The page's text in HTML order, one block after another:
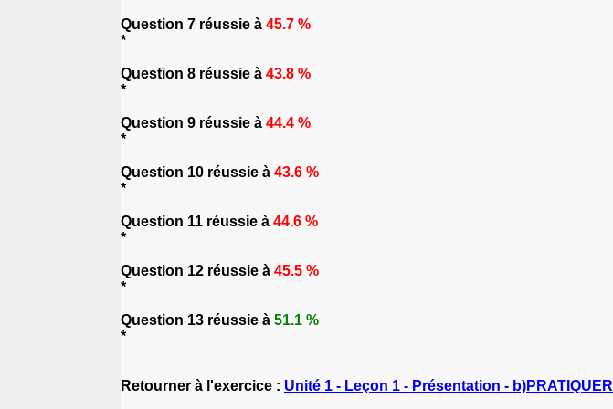
Question 7 réussie à 45.7 %
*
Question 8 réussie à 43.8 %
*
Question 9 réussie à 44.4 %
*
Question 10 réussie à 43.6 %
*
Question 11 réussie à 44.6 %
*
Question 12 réussie à 45.5 %
*
Question 13 réussie à 51.1 %
*
Retourner à l'exercice : Unité 1 - Leçon 1 - Présentation - b)PRATIQUER